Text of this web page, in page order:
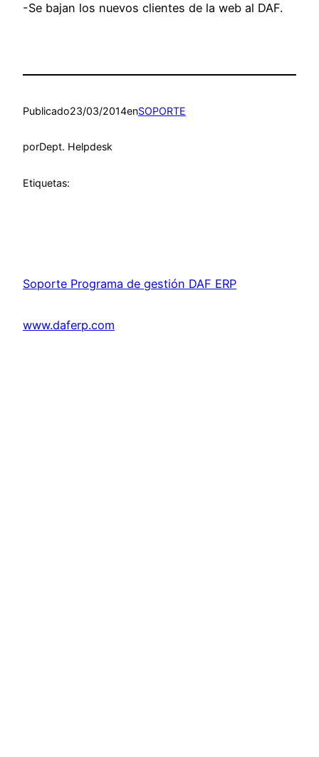
-Se bajan los nuevos clientes de la web al DAF.
Publicado23/03/2014enSOPORTE
porDept. Helpdesk
Etiquetas:
Soporte Programa de gestión DAF ERP
www.daferp.com